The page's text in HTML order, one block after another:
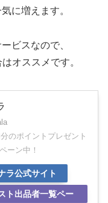
に増えます。
ビスなので、
オススメです。
のポイントプレゼント
ーン中！
ラ公式サイト
ト出品者一覧ペー